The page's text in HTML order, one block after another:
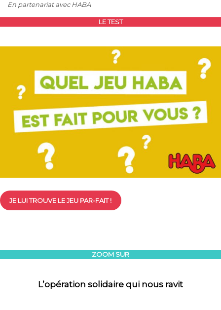
En partenariat avec HABA
LE TEST
JE LUI TROUVE LE JEU PAR-FAIT !
ZOOM SUR
L’opération solidaire qui nous ravit